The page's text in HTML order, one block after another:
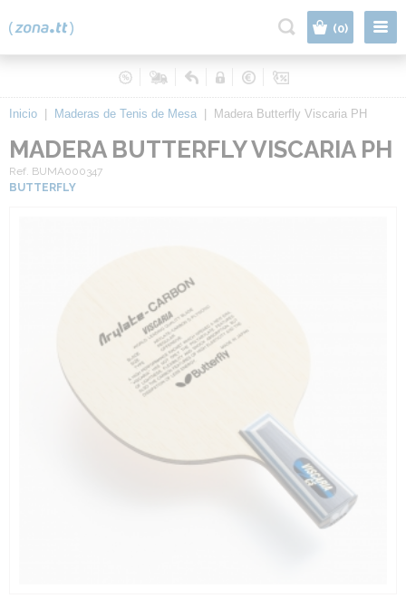
(0)
Inicio Maderas de Tenis de Mesa Madera Butterfly Viscaria PH
MADERA BUTTERFLY VISCARIA PH
Ref. BUMA000347
BUTTERFLY